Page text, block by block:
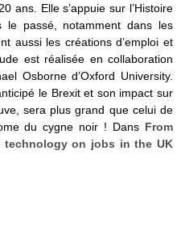
ans. Elle s’appuie sur l’Histoire
le passé, notamment dans les
aussi les créations d’emploi et
est réalisée en collaboration
Osborne d’Oxford University.
le Brexit et son impact sur
sera plus grand que celui de
du cygne noir ! Dans From
on jobs in the UK